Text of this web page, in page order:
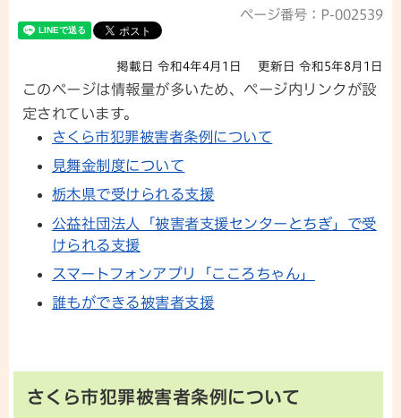
ページ番号：P-002539
掲載日 令和4年4月1日 更新日 令和5年8月1日
このページは情報量が多いため、ページ内リンクが設
定されています。
さくら市犯罪被害者条例について
見舞金制度について
栃木県で受けられる支援
公益社団法人「被害者支援センターとちぎ」で受
けられる支援
スマートフォンアプリ「こころちゃん」
誰もができる被害者支援
さくら市犯罪被害者条例について